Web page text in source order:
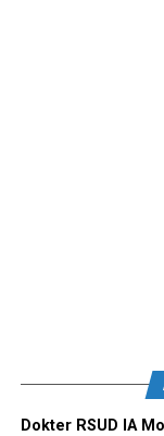
Dokter RSUD IA